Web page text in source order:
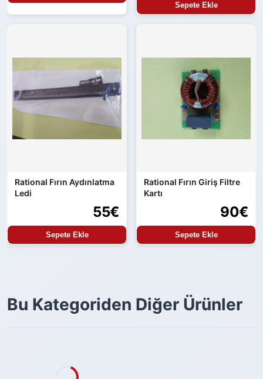
Sepete Ekle
Rational Fırın Aydınlatma
Ledi
55€
Sepete Ekle
Rational Fırın Giriş Filtre
Kartı
90€
Sepete Ekle
Bu Kategoriden Diğer Ürünler